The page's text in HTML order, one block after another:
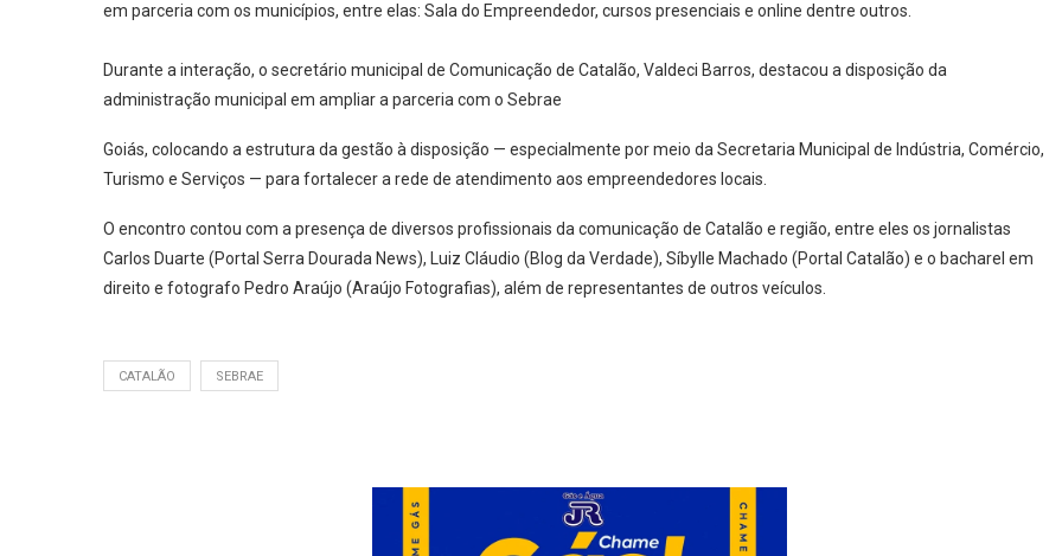
em parceria com os municípios, entre elas: Sala do Empreendedor, cursos presenciais e online dentre outros.
Durante a interação, o secretário municipal de Comunicação de Catalão, Valdeci Barros, destacou a disposição da
administração municipal em ampliar a parceria com o Sebrae
Goiás, colocando a estrutura da gestão à disposição — especialmente por meio da Secretaria Municipal de Indústria, Comércio,
Turismo e Serviços — para fortalecer a rede de atendimento aos empreendedores locais.
O encontro contou com a presença de diversos profissionais da comunicação de Catalão e região, entre eles os jornalistas
Carlos Duarte (Portal Serra Dourada News), Luiz Cláudio (Blog da Verdade), Síbylle Machado (Portal Catalão) e o bacharel em
direito e fotografo Pedro Araújo (Araújo Fotografias), além de representantes de outros veículos.
CATALÃO SEBRAE